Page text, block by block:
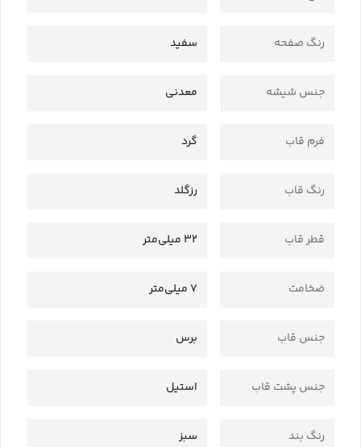
رنگ صفحه سفید
جنس شیشه معدنی
فرم قاب گرد
رنگ قاب رزگلد
قطر قاب 32 میلی‌متر
ضخامت 7 میلی‌متر
جنس قاب برس
جنس پشت قاب استیل
رنگ بند سبز